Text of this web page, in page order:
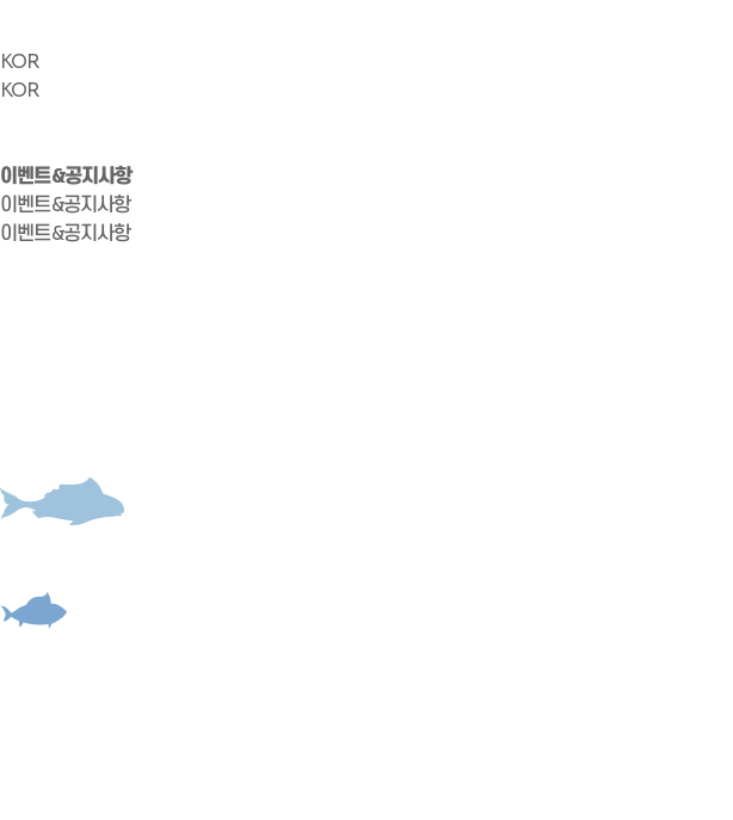
KOR
KOR
이벤트&공지사항
이벤트&공지사항
이벤트&공지사항